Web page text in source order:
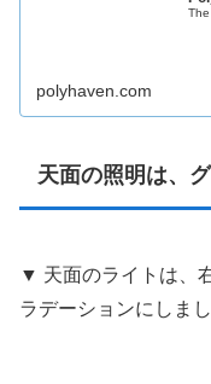
polyhaven.com
天面の照明は、
▼ 天面のライトは、
ラデーションにしまし